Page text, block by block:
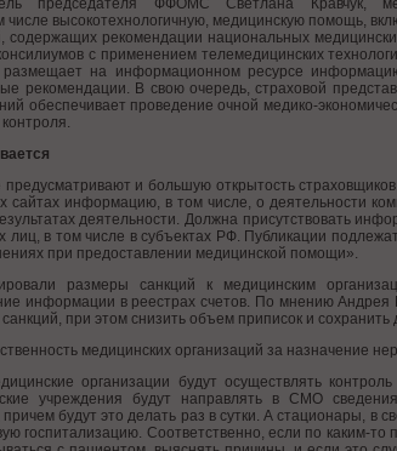
председателя ФФОМС Светлана Кравчук,
высокотехнологичную, медицинскую помощь,
содержащих рекомендации национальных
с применением телемедицинских
размещает на информационном ресурсе
рекомендации. В свою очередь, страховой
обеспечивает проведение очной медико-
и большую открытость
сайтах информацию, в том числе, о деятельности
деятельности. Должна присутствовать
лиц, в том числе в субъектах РФ. Публикации
при предоставлении медицинской помощи».
размеры санкций к медицинским
информации в реестрах счетов. По мнению Андрея
при этом снизить объем приписок и
медицинских организаций за назначение
организации будут осуществлять
учреждения будут направлять в СМО
будут это делать раз в сутки. А стационары, в
госпитализацию. Соответственно, если по каким-то